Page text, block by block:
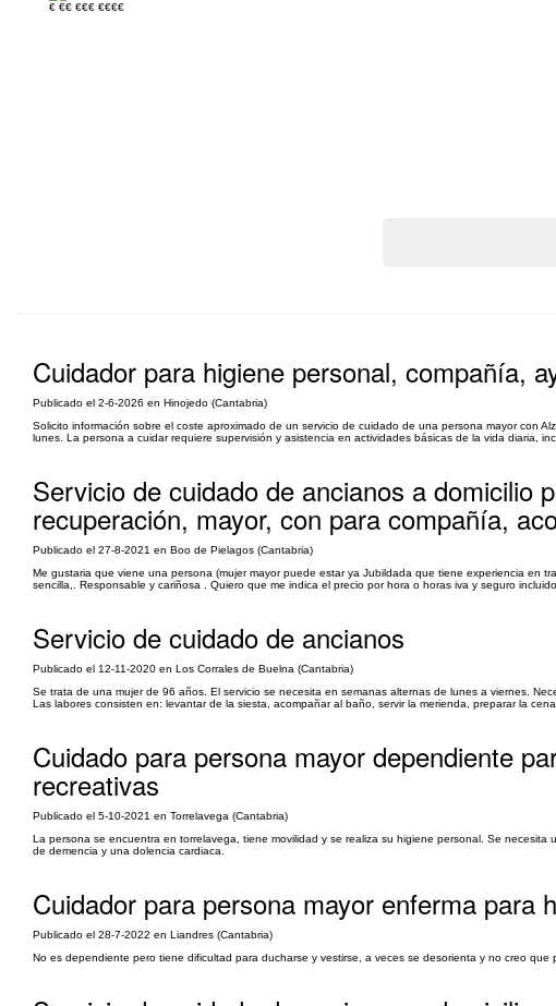
€ €€ €€€ €€€€
Cuidador para higiene personal, compañía,
Publicado el 2-6-2026 en Hinojedo (Cantabria)
Solicito información sobre el coste aproximado de un servicio de cuidado de una persona mayor con
lunes. La persona a cuidar requiere supervisión y asistencia en actividades básicas de la vida diaria,
Servicio de cuidado de ancianos a domicilio
recuperación, mayor, con para compañía,
Publicado el 27-8-2021 en Boo de Pielagos (Cantabria)
Me gustaria que viene una persona (mujer mayor puede estar ya Jubildada que tiene experiencia en
sencilla,. Responsable y cariñosa . Quiero que me indica el precio por hora o horas iva y seguro
Servicio de cuidado de ancianos
Publicado el 12-11-2020 en Los Corrales de Buelna (Cantabria)
Se trata de una mujer de 96 años. El servicio se necesita en semanas alternas de lunes a viernes.
Las labores consisten en: levantar de la siesta, acompañar al baño, servir la merienda, preparar la cena
Cuidado para persona mayor dependiente
recreativas
Publicado el 5-10-2021 en Torrelavega (Cantabria)
La persona se encuentra en torrelavega, tiene movilidad y se realiza su higiene personal. Se
de demencia y una dolencia cardiaca.
Cuidador para persona mayor enferma para
Publicado el 28-7-2022 en Liandres (Cantabria)
No es dependiente pero tiene dificultad para ducharse y vestirse, a veces se desorienta y no creo